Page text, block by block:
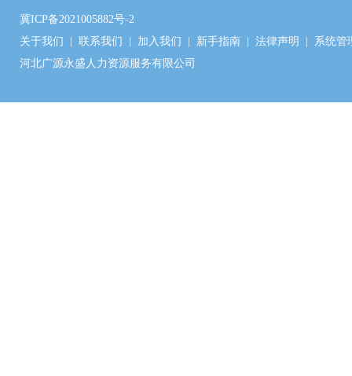
冀ICP备2021005882号-2
关于我们
联系我们 加入我们 新手指南 法律声明
系统管
河北广源永盛人力资源服务有限公司